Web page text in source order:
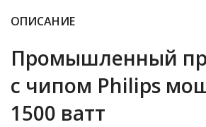
ОПИСАНИЕ
Промышленный
с чипом Philips
1500 ватт